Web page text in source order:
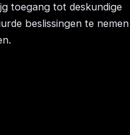
toegang tot deskundige
beslissingen te nemen